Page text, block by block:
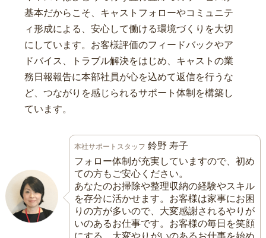
基本だからこそ、キャストフォローやコミュニテ
ィ形成による、安心して働ける環境づくりを大切
にしています。お客様評価のフィードバックやア
ドバイス、トラブル解決をはじめ、キャストの業
務日報報告に本部社員が心を込めて返信を行うな
ど、つながりを感じられるサポート体制を構築し
ています。
本社サポートスタッフ 鈴野 寿子
フォロー体制が充実していますので、初め
ての方もご安心ください。
あなたのお掃除や整理収納の経験やスキル
を存分に活かせます。お客様は家事にお困
りの方が多いので、大変感謝されるやりが
いのあるお仕事です。お客様の毎日を笑顔
にする、大変やりがいのあるお仕事を始め